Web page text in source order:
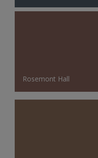
Rosemont Hall